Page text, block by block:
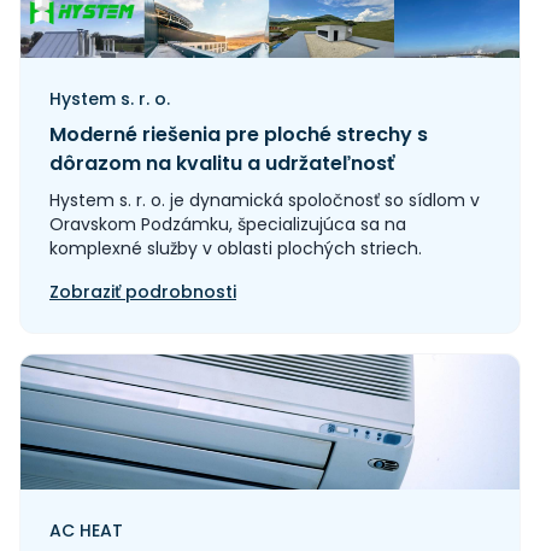
Hystem s. r. o.
Moderné riešenia pre ploché strechy s
dôrazom na kvalitu a udržateľnosť
Hystem s. r. o. je dynamická spoločnosť so sídlom v
Oravskom Podzámku, špecializujúca sa na
komplexné služby v oblasti plochých striech.
Zobraziť podrobnosti
AC HEAT